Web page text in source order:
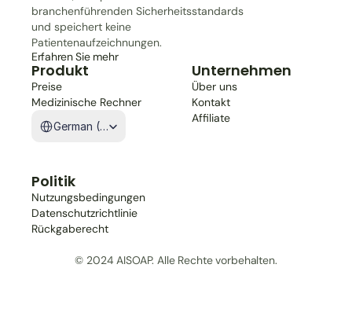
branchenführenden Sicherheitsstandards
und speichert keine
Patientenaufzeichnungen.
Erfahren Sie mehr
Produkt
Preise
Medizinische Rechner
German (Germany)
Unternehmen
Über uns
Kontakt
Affiliate
Politik
Nutzungsbedingungen
Datenschutzrichtlinie
Rückgaberecht
© 2024 AISOAP. Alle Rechte vorbehalten.